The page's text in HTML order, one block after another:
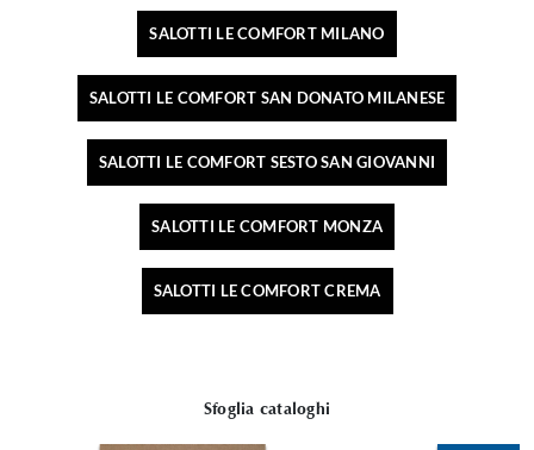
SALOTTI LE COMFORT MILANO
SALOTTI LE COMFORT SAN DONATO MILANESE
SALOTTI LE COMFORT SESTO SAN GIOVANNI
SALOTTI LE COMFORT MONZA
SALOTTI LE COMFORT CREMA
Sfoglia cataloghi